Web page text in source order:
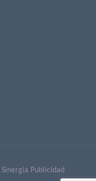
Sinergia Publicidad